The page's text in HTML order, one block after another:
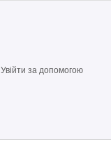
Увійти за допомогою